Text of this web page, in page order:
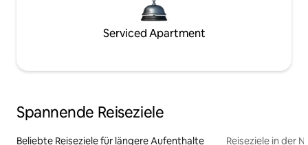
Serviced Apartment
Spannende Reiseziele
Beliebte Reiseziele für längere Aufenthalte Reiseziele in der